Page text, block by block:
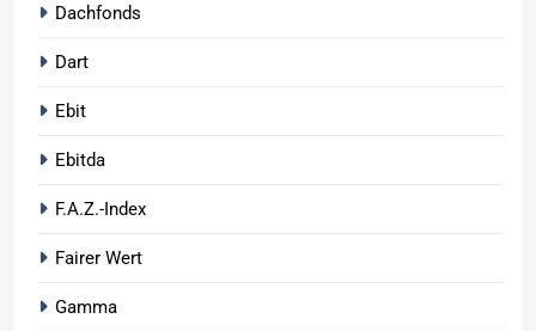
Dachfonds
Dart
Ebit
Ebitda
F.A.Z.-Index
Fairer Wert
Gamma